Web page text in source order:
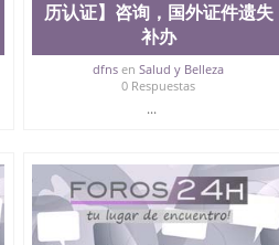
历认证】咨询，国外证件遗失
补办
dfns enSalud y Belleza
0 Respuestas
...